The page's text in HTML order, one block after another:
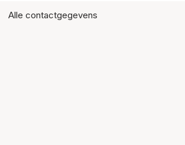
Alle contactgegevens